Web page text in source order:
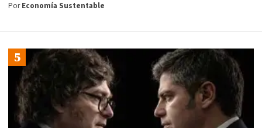
PorEconomía Sustentable